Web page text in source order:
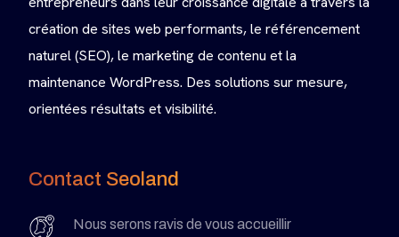
création de sites web performants, le référencement
naturel (SEO), le marketing de contenu et la
maintenance WordPress. Des solutions sur mesure,
orientées résultats et visibilité.
Contact Seoland
Nous serons ravis de vous accueillir